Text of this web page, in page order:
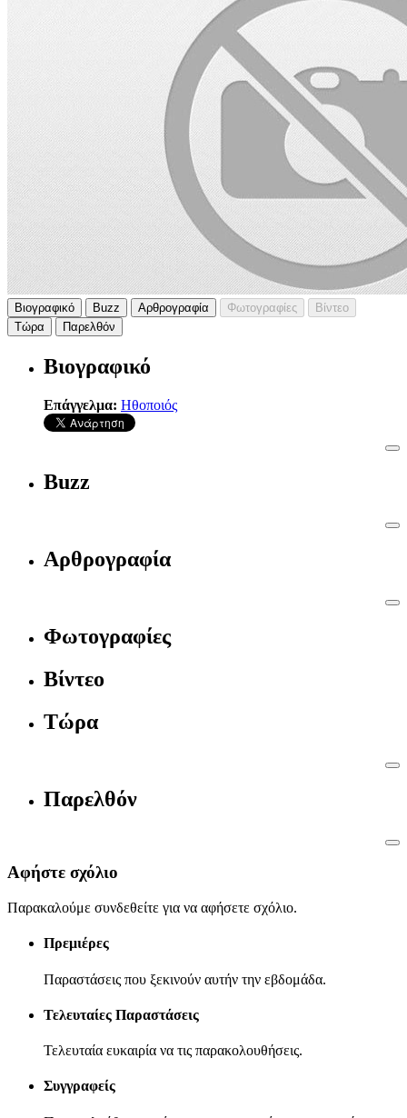
Βιογραφικό Buzz Αρθρογραφία Φωτογραφίες
Βίντεο
Τώρα
Παρελθόν
Βιογραφικό
Επάγγελμα: Ηθοποιός
Buzz
Αρθρογραφία
Φωτογραφίες
Βίντεο
Τώρα
Παρελθόν
Αφήστε σχόλιο
Παρακαλούμε συνδεθείτε για να αφήσετε σχόλιο.
Πρεμιέρες
Παραστάσεις που ξεκινούν αυτήν την εβδομάδα.
Τελευταίες Παραστάσεις
Τελευταία ευκαιρία να τις παρακολουθήσεις.
Συγγραφείς